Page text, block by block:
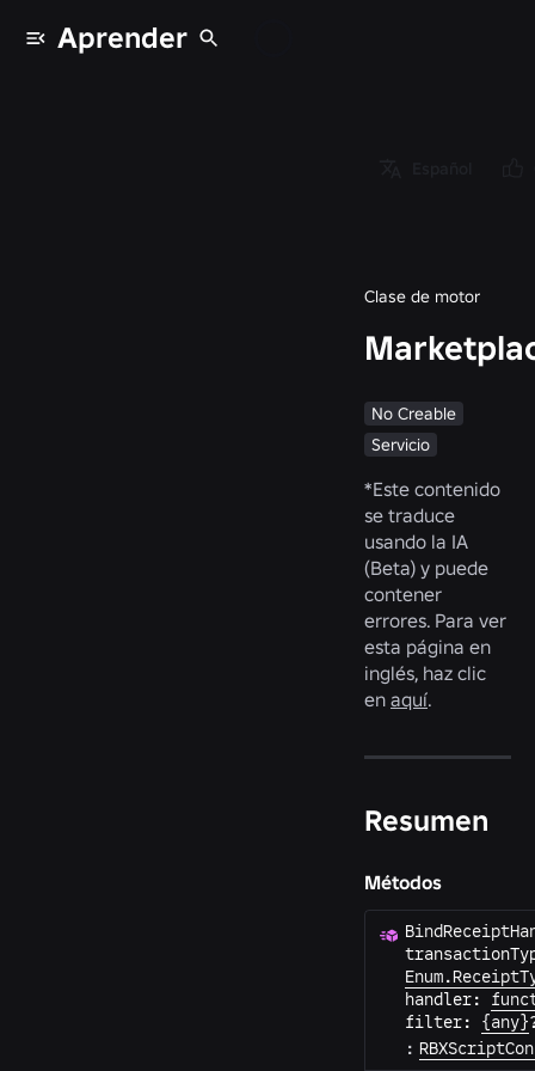
Aprender
Clase de motor
No Creable
Servicio
*Este contenido
se traduce
usando la IA
(Beta) y puede
contener
errores. Para ver
esta página en
inglés, haz clic
en aquí.
Resumen
Métodos
handler:
filter: {any}
: